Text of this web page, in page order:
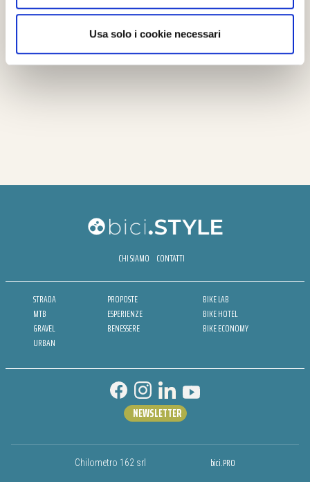
Usa solo i cookie necessari
CHI SIAMO CONTATTI
STRADA
MTB
GRAVEL
URBAN
PROPOSTE
ESPERIENZE
BENESSERE
BIKE LAB
BIKE HOTEL
BIKE ECONOMY
Chilometro 162 srl bici.PRO
NEWSLETTER